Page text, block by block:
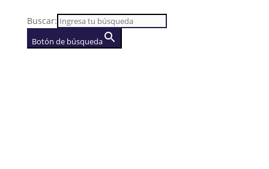
Buscar:
Botón de búsqueda